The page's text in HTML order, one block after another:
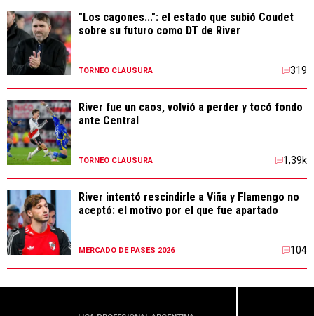
"Los cagones...": el estado que subió Coudet
sobre su futuro como DT de River
TORNEO CLAUSURA 319
River fue un caos, volvió a perder y tocó fondo
ante Central
TORNEO CLAUSURA 1,39k
River intentó rescindirle a Viña y Flamengo no
aceptó: el motivo por el que fue apartado
MERCADO DE PASES 2026 104